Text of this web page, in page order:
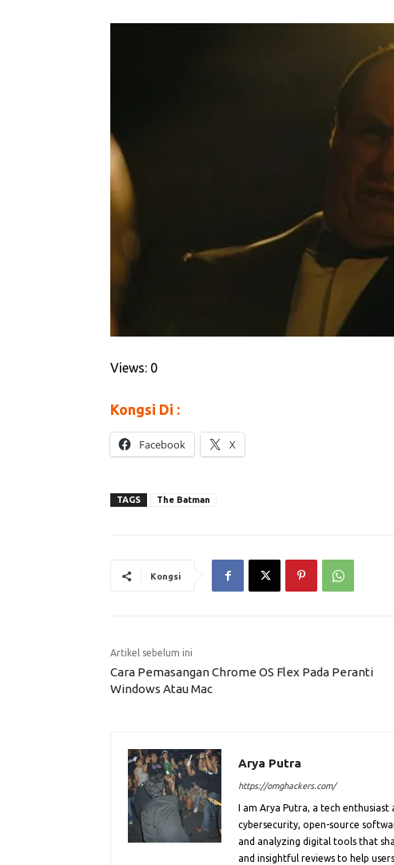
Views: 0
Kongsi Di :
Facebook X
TAGS The Batman
Kongsi
Artikel sebelum ini
Cara Pemasangan Chrome OS Flex Pada Peranti
Windows Atau Mac
Arya Putra
https://omghackers.com/
I am Arya Putra, a tech
cybersecurity, open-source
and analyzing digital tools that
and insightful reviews to help